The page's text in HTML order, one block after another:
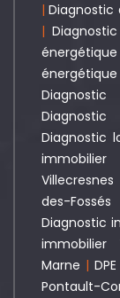
|Diagnostic
|
Diagnostic
immobilier
Villecresnes
des-Fossés
Diagnostic
immobilier
Marne |
Pontault-